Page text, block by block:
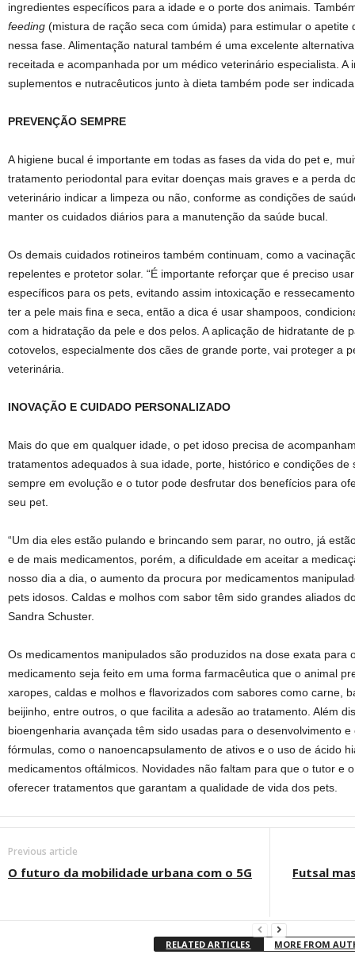
ingredientes específicos para a idade e o porte dos animais.
feeding (mistura de ração seca com úmida) para estimular o apetite
nessa fase. Alimentação natural também é uma excelente
receitada e acompanhada por um médico veterinário especialista. A
suplementos e nutracêuticos junto à dieta também pode ser
PREVENÇÃO SEMPRE
A higiene bucal é importante em todas as fases da vida do pet e,
tratamento periodontal para evitar doenças mais graves e a perda
veterinário indicar a limpeza ou não, conforme as condições de
manter os cuidados diários para a manutenção da saúde bucal.
Os demais cuidados rotineiros também continuam, como a
repelentes e protetor solar. “É importante reforçar que é preciso
específicos para os pets, evitando assim intoxicação e
ter a pele mais fina e seca, então a dica é usar shampoos,
com a hidratação da pele e dos pelos. A aplicação de hidratante de
cotovelos, especialmente dos cães de grande porte, vai proteger a
veterinária.
INOVAÇÃO E CUIDADO PERSONALIZADO
Mais do que em qualquer idade, o pet idoso precisa de
tratamentos adequados à sua idade, porte, histórico e condições de
sempre em evolução e o tutor pode desfrutar dos benefícios para
seu pet.
“Um dia eles estão pulando e brincando sem parar, no outro, já
e de mais medicamentos, porém, a dificuldade em aceitar a
nosso dia a dia, o aumento da procura por medicamentos
pets idosos. Caldas e molhos com sabor têm sido grandes aliados
Sandra Schuster.
Os medicamentos manipulados são produzidos na dose exata para
medicamento seja feito em uma forma farmacêutica que o animal
xaropes, caldas e molhos e flavorizados com sabores como carne,
beijinho, entre outros, o que facilita a adesão ao tratamento. Além
bioengenharia avançada têm sido usadas para o desenvolvimento
fórmulas, como o nanoencapsulamento de ativos e o uso de ácido
medicamentos oftálmicos. Novidades não faltam para que o tutor e
oferecer tratamentos que garantam a qualidade de vida dos pets.
Previous article
O futuro da mobilidade urbana com o 5G Futsal
RELATED ARTICLES MORE FROM